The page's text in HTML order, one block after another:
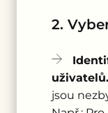
2.
uživatelů.
jsou